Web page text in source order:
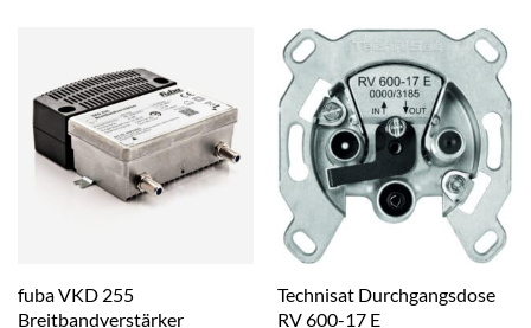
fuba VKD 255
Breitbandverstärker
Technisat Durchgangsdose
RV 600-17 E